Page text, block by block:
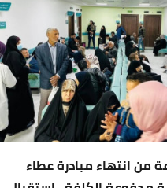
(12) ساعة من انتهاء مبادرة عطاء